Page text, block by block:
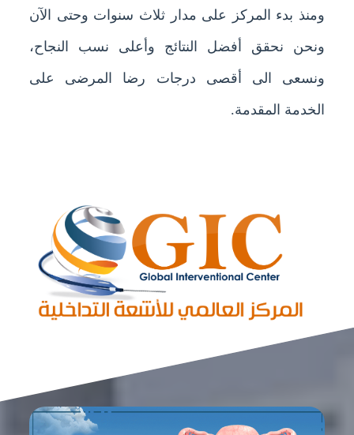
ومنذ بدء المركز على مدار ثلاث سنوات وحتى الآن
ونحن نحقق أفضل النتائج وأعلى نسب النجاح،
ونسعى الى أقصى درجات رضا المرضى على
الخدمة المقدمة.